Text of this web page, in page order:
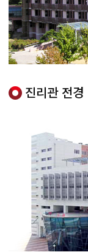
진리관 전경